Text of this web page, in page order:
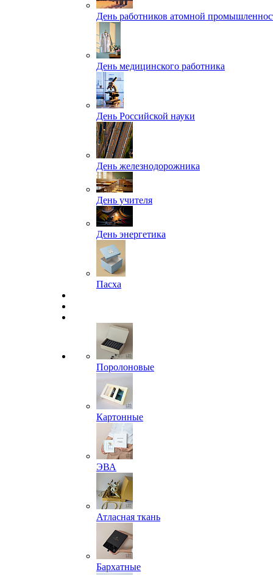
День работников атомной
День медицинского работника
День Российской науки
День железнодорожника
День учителя
День энергетика
Пасха
Поролоновые
Картонные
ЭВА
Атласная ткань
Бархатные